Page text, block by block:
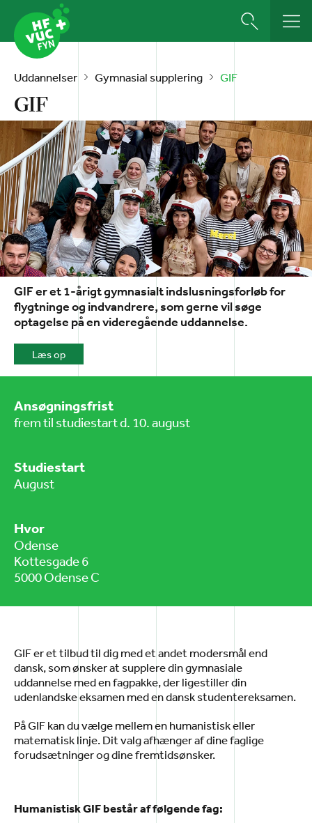
Uddannelser Gymnasial supplering GIF
GIF
GIF er et 1-årigt gymnasialt indslusningsforløb for
flygtninge og indvandrere, som gerne vil søge
optagelse på en videregående uddannelse.
Læs op
Ansøgningsfrist
frem til studiestart d. 10. august
Studiestart
August
Hvor
Odense
Kottesgade 6
5000 Odense C
GIF er et tilbud til dig med et andet modersmål end
dansk, som ønsker at supplere din gymnasiale
uddannelse med en fagpakke, der ligestiller din
udenlandske eksamen med en dansk studentereksamen.
På GIF kan du vælge mellem en humanistisk eller
matematisk linje. Dit valg afhænger af dine faglige
forudsætninger og dine fremtidsønsker.
Humanistisk GIF består af følgende fag: